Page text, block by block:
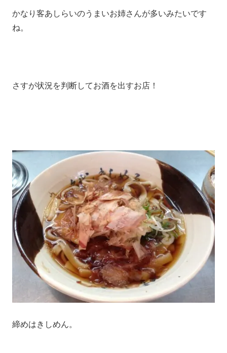
かなり客あしらいのうまいお姉さんが多いみたいです
ね。
さすが状況を判断してお酒を出すお店！
締めはきしめん。